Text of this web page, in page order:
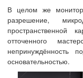
В целом же
разрешение,
отточенного
непринуждённость
основательностью.